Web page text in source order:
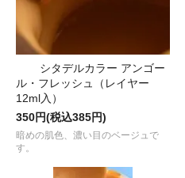
シタデルカラー アンゴー
ル・フレッシュ（レイヤー
12ml入）
350円(税込385円)
暗めの肌色、濃い目のベージュで
す。